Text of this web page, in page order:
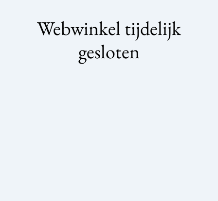
Webwinkel tijdelijk
gesloten